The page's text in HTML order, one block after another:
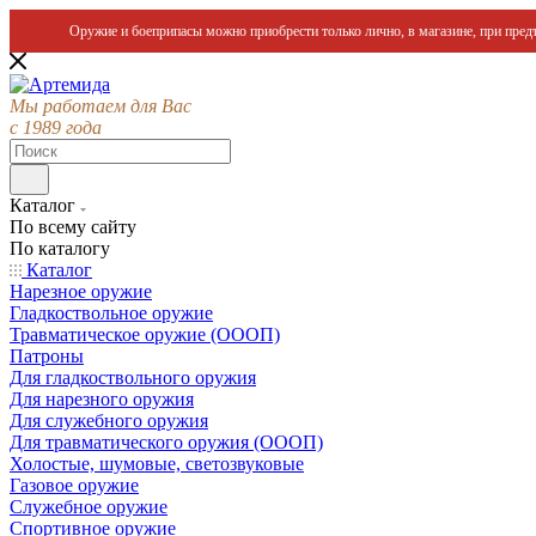
Оружие и боеприпасы можно приобрести только лично, в магазине, при
Мы работаем для Вас
с 1989 года
Каталог
По всему сайту
По каталогу
Каталог
Нарезное оружие
Гладкоствольное оружие
Травматическое оружие (ОООП)
Патроны
Для гладкоствольного оружия
Для нарезного оружия
Для служебного оружия
Для травматического оружия (ОООП)
Холостые, шумовые, светозвуковые
Газовое оружие
Служебное оружие
Спортивное оружие